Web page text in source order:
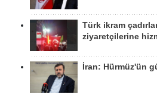
Türk ikram
ziyaretçilerine
İran: Hürmüz'ün